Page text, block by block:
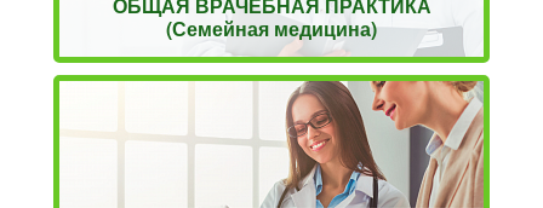
(Семейная медицина)